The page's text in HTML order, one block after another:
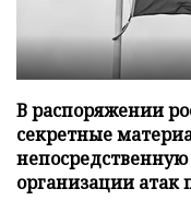
В распоряжении
секретные
организации атак